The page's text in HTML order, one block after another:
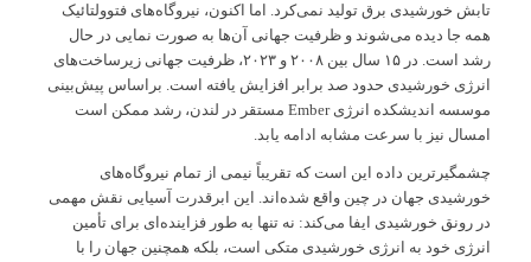
تابش خورشیدی برق تولید نمی‌کرد. اما اکنون، نیروگاه‌های فتوولتائیک
همه جا دیده می‌شوند و ظرفیت جهانی آن‌ها به صورت نمایی در حال
رشد است. در ۱۵ سال بین ۲۰۰۸ و ۲۰۲۳، ظرفیت جهانی زیرساخت‌های
انرژی خورشیدی حدود صد برابر افزایش یافته است. براساس پیش‌بینی
موسسه اندیشکده انرژی Ember مستقر در لندن، رشد ممکن است
امسال نیز با سرعت مشابه ادامه یابد.
چشمگیرترین داده این است که تقریباً نیمی از تمام نیروگاه‌های
خورشیدی جهان در چین واقع شده‌اند. این ابرقدرت آسیایی نقش مهمی
در رونق خورشیدی ایفا می‌کند: نه تنها به طور فزاینده‌ای برای تأمین
انرژی خود به انرژی خورشیدی متکی است، بلکه همچنین جهان را با